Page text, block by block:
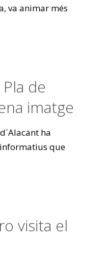
va animar més
de
imatge
ha
que
visita el